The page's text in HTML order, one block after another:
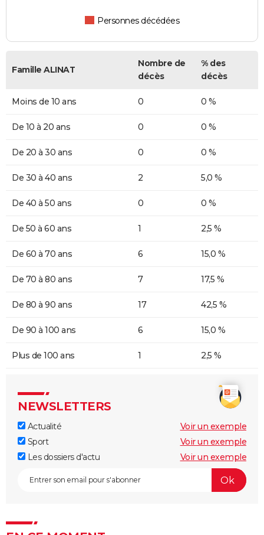
Personnes décédées
Famille ALINAT
Nombre de
décès
% des
décès
Moins de 10 ans 0 0 %
De 10 à 20 ans 0 0 %
De 20 à 30 ans 0 0 %
De 30 à 40 ans 2 5,0 %
De 40 à 50 ans 0 0 %
De 50 à 60 ans 1 2,5 %
De 60 à 70 ans 6 15,0 %
De 70 à 80 ans 7 17,5 %
De 80 à 90 ans 17 42,5 %
De 90 à 100 ans 6 15,0 %
Plus de 100 ans 1 2,5 %
NEWSLETTERS
Actualité
Voir un exemple
Sport
Voir un exemple
Les dossiers d'actu
Voir un exemple